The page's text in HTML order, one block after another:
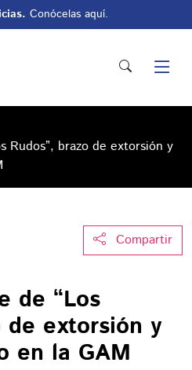
Conócelas aquí.
Rudos”, brazo de extorsión y
Compartir
de “Los
de extorsión y
en la GAM